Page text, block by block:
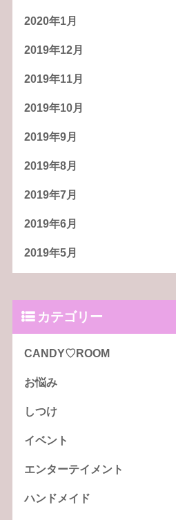
2020年1月
2019年12月
2019年11月
2019年10月
2019年9月
2019年8月
2019年7月
2019年6月
2019年5月
カテゴリー
CANDY♡ROOM
お悩み
しつけ
イベント
エンターテイメント
ハンドメイド